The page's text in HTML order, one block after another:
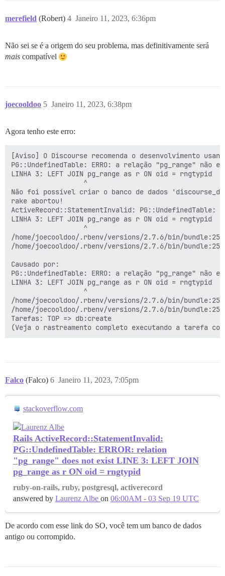
merefield (Robert) Janeiro 11, 2023, 6:36pm
4
Não sei se é a origem do seu problema, mas definitivamente será
mais compatível
joecooldoo Janeiro 11, 2023, 6:38pm
5
Agora tenho este erro:
[Aviso] O Discourse recomenda o desenvolvimento
PG::UndefinedTable: ERRO: a relação "pg_range" não
LINHA 3: LEFT JOIN pg_range as r ON oid = rngtypid
                  ^
Não foi possível criar o banco de dados
rake abortou!
ActiveRecord::StatementInvalid: PG::UndefinedTable:
LINHA 3: LEFT JOIN pg_range as r ON oid = rngtypid
                  ^
/home/joecooldoo/.rbenv/versions/2.7.6/bin/
/home/joecooldoo/.rbenv/versions/2.7.6/bin/
Causado por:
PG::UndefinedTable: ERRO: a relação "pg_range" não
LINHA 3: LEFT JOIN pg_range as r ON oid = rngtypid
                  ^
/home/joecooldoo/.rbenv/versions/2.7.6/bin/
/home/joecooldoo/.rbenv/versions/2.7.6/bin/
Tarefas: TOP => db:create
Falco (Falco) Janeiro 11, 2023, 7:05pm
6
stackoverflow.com
Rails ActiveRecord::StatementInvalid:
PG::UndefinedTable: ERROR: relation
"pg_range" does not exist LINE 3: LEFT JOIN
pg_range as r ON oid = rngtypid
ruby-on-rails, ruby, postgresql, activerecord
answered by Laurenz Albe on 06:00AM - 03 Sep 19 UTC
De acordo com esse link do SO, você tem um banco de dados
antigo ou corrompido.